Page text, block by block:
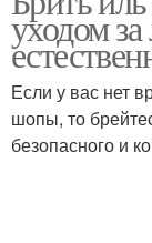
уходом
Если у вас нет
шопы, то
безопасного и